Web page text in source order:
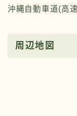
沖縄自動車道(高
周辺地図